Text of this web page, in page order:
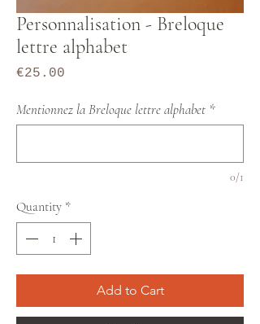
Personnalisation - Breloque
lettre alphabet
€25.00
Mentionnez la Breloque lettre alphabet *
0/1
Quantity *
Add to Cart